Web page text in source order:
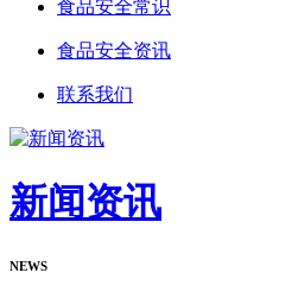
食品安全常识
食品安全资讯
联系我们
新闻资讯
NEWS